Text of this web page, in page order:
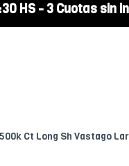
HS - 3 Cuotas